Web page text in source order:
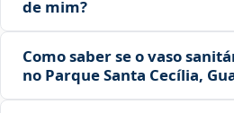
de mim?
Como saber se o vaso
no Parque Santa Cecília,